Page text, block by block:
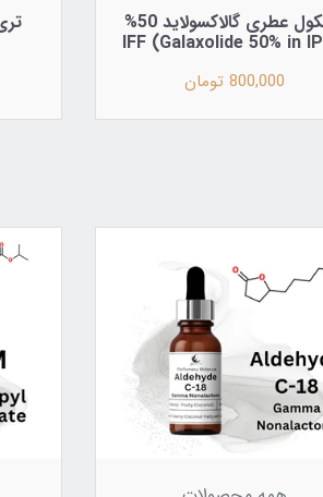
مولکول عطری گالاکسولاید 50%
800,000 تومان